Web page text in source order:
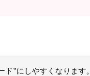
”にしやすくなります。